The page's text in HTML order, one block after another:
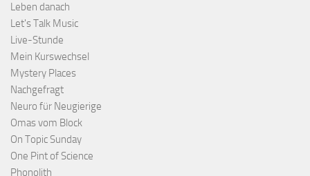
Leben danach
Let's Talk Music
Live-Stunde
Mein Kurswechsel
Mystery Places
Nachgefragt
Neuro für Neugierige
Omas vom Block
On Topic Sunday
One Pint of Science
Phonolith